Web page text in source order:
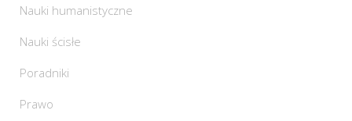
Nauki humanistyczne
Nauki ścisłe
Poradniki
Prawo